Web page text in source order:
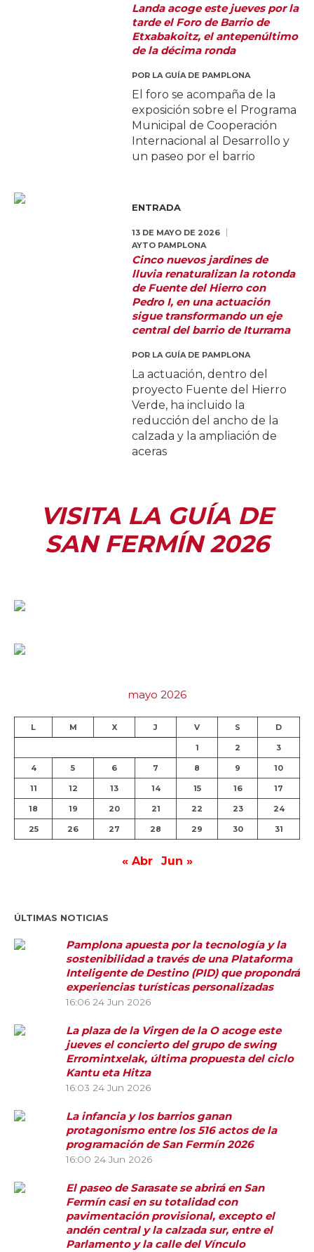
Landa acoge este jueves por la
tarde el Foro de Barrio de
Etxabakoitz, el antepenúltimo
de la décima ronda
POR LA GUÍA DE PAMPLONA
El foro se acompaña de la
exposición sobre el Programa
Municipal de Cooperación
Internacional al Desarrollo y
un paseo por el barrio
ENTRADA
13 DE MAYO DE 2026
AYTO PAMPLONA
Cinco nuevos jardines de
lluvia renaturalizan la rotonda
de Fuente del Hierro con
Pedro I, en una actuación
sigue transformando un eje
central del barrio de Iturrama
POR LA GUÍA DE PAMPLONA
La actuación, dentro del
proyecto Fuente del Hierro
Verde, ha incluido la
reducción del ancho de la
calzada y la ampliación de
aceras
VISITA LA GUÍA DE
SAN FERMÍN 2026
mayo 2026
L M X J V S D
1 2 3
4 5 6 7 8 9 10
11 12 13 14 15 16 17
18 19 20 21 22 23 24
25 26 27 28 29 30 31
« Abr Jun »
ÚLTIMAS NOTICIAS
Pamplona apuesta por la tecnología y la
sostenibilidad a través de una Plataforma
Inteligente de Destino (PID) que propondrá
experiencias turísticas personalizadas
16:06 24 Jun 2026
La plaza de la Virgen de la O acoge este
jueves el concierto del grupo de swing
Erromintxelak, última propuesta del ciclo
Kantu eta Hitza
16:03 24 Jun 2026
La infancia y los barrios ganan
protagonismo entre los 516 actos de la
programación de San Fermín 2026
16:00 24 Jun 2026
El paseo de Sarasate se abrirá en San
Fermín casi en su totalidad con
pavimentación provisional, excepto el
andén central y la calzada sur, entre el
Parlamento y la calle del Vínculo